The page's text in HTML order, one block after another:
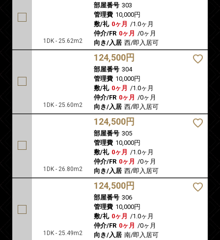
1DK - 25.62m2
部屋番号 303
管理費 10,000円
敷/礼 0ヶ月 /1.0ヶ月
仲介/FR 0ヶ月 /0ヶ月
向き/入居 西/即入居可
1DK - 25.60m2
124,500円
部屋番号 304
管理費 10,000円
敷/礼 0ヶ月 /1.0ヶ月
仲介/FR 0ヶ月 /0ヶ月
向き/入居 西/即入居可
1DK - 26.80m2
124,500円
部屋番号 305
管理費 10,000円
敷/礼 0ヶ月 /1.0ヶ月
仲介/FR 0ヶ月 /0ヶ月
向き/入居 西/即入居可
1DK - 25.49m2
124,500円
部屋番号 306
管理費 10,000円
敷/礼 0ヶ月 /1.0ヶ月
仲介/FR 0ヶ月 /0ヶ月
向き/入居 南/即入居可